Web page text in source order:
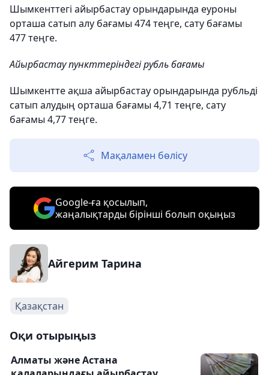
Шымкенттегі айырбастау орындарында еуроны
орташа сатып алу бағамы 474 теңге, сату бағамы
477 теңге.
Айырбастау пункттеріндегі рубль бағамы
Шымкентте ақша айырбастау орындарында рубльді
сатып алудың орташа бағамы 4,71 теңге, сату
бағамы 4,77 теңге.
Мақаламен бөлісу
Google-ға қосылып,
жаңалықтарды бірінші болып оқыңыз
Айгерим Тарина
Қазақстан
Оқи отырыңыз
Алматы және Астана